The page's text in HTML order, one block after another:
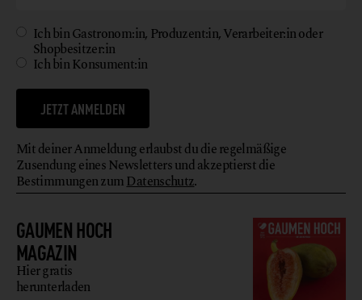
GAUMEN HOCH
MAGAZIN
Hier gratis
herunterladen
Ich bin Gastronom:in, Produzent:in, Verarbeiter:in oder
Shopbesitzer:in
Ich bin Konsument:in
JETZT ANMELDEN
Mit deiner Anmeldung erlaubst du die regelmäßige
Zusendung eines Newsletters und akzeptierst die
Bestimmungen zumDatenschutz.